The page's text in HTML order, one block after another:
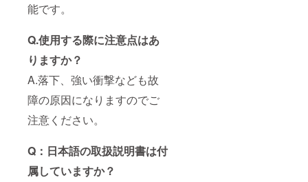
能です。
Q.使用する際に注意点はあ
りますか？
A.落下、強い衝撃なども故
障の原因になりますのでご
注意ください。
Q：日本語の取扱説明書は付
属していますか？